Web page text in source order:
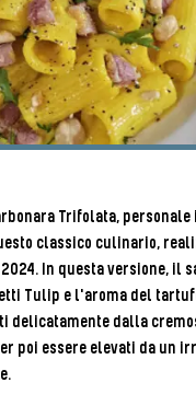
Trifolata,
classico culinario,
In questa versione, il
Tulip e l'aroma del
delicatamente dalla
poi essere elevati da un